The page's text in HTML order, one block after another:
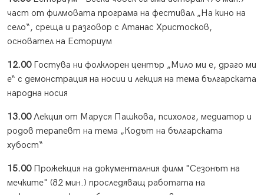
част от филмовата програма на фестивал „На кино на
село“, среща и разговор с Атанас Христосков,
основател на Есториум
12.00Гостува ни фолклорен център „Мило ми е, драго ми
е“ с демонстрация на носии и лекция на тема българската
народна носия
13.00Лекция от Маруся Пашкова, психолог, медиатор и
родов терапевт на тема „Кодът на българската
хубост“
15.00Прожекция на документалния филм "Сезонът на
мечките" (82 мин.) проследяващ работата на